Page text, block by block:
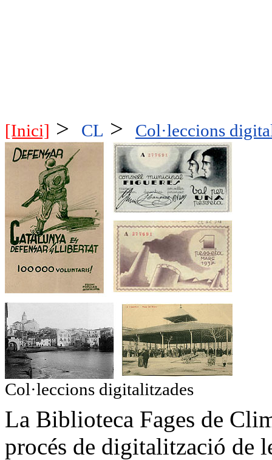
[Inici] > CL > Col·leccions
Col·leccions digitalitzades
La Biblioteca Fages de
procés de digitalització de